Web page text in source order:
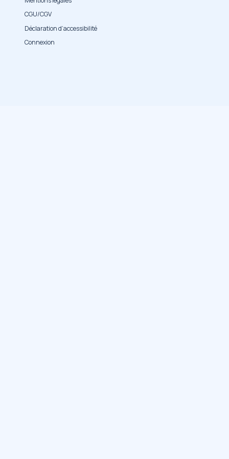
CGU/CGV
Déclaration d’accessibilité
Connexion